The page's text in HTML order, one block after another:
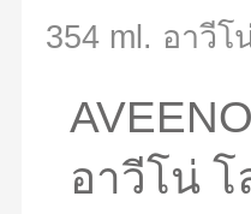
354 ml. อาวีโ
อาวีโน่